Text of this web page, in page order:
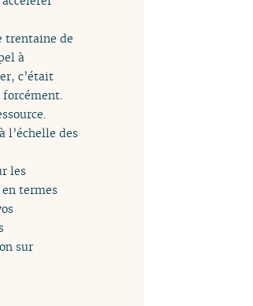
trentaine de
à
c’était
forcément.
l’échelle des
les
termes
sur